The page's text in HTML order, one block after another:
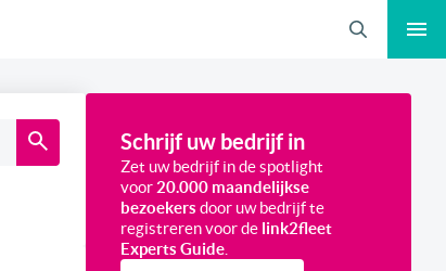
Schrijf uw bedrijf in
Zet uw bedrijf in de spotlight
voor20.000 maandelijkse
bezoekers door uw bedrijf te
registreren voor de link2fleet
Experts Guide.